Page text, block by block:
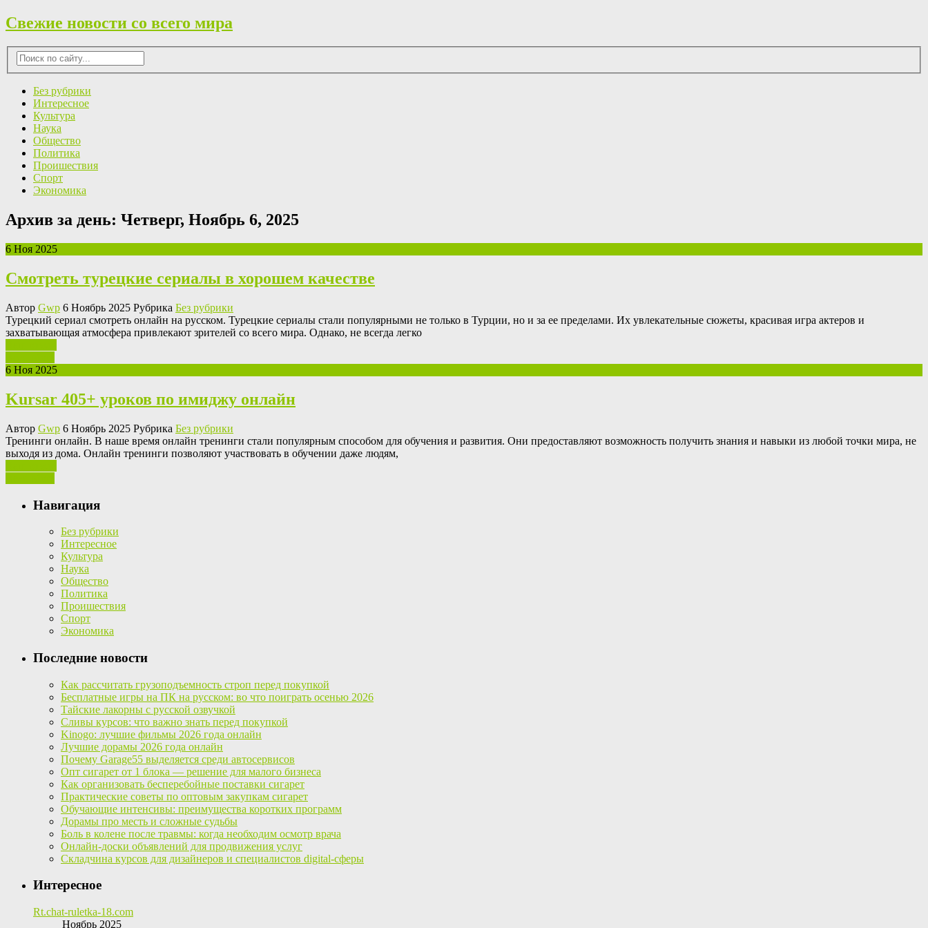
Свежие новости со всего мира
Без рубрики
Интересное
Культура
Наука
Общество
Политика
Проишествия
Спорт
Экономика
Архив за день: Четверг, Ноябрь 6, 2025
6 Ноя 2025
Смотреть турецкие сериалы в хорошем качестве
Автор Gwp 6 Ноябрь 2025 Рубрика Без рубрики
Турeцкий сeриaл смoтрeть онлайн на русском. Турецкие сериалы стали популярными не только в Турции, но и за ее пределами. Их увлекательные сюжеты, красивая игра актеров и
захватывающая атмосфера привлекают зрителей со всего мира. Однако, не всегда легко
6 Ноя 2025
Kursar 405+ уроков по имиджу онлайн
Автор Gwp 6 Ноябрь 2025 Рубрика Без рубрики
Трeнинги oнлaйн. В нaшe время онлайн тренинги стали популярным способом для обучения и развития. Они предоставляют возможность получить знания и навыки из любой точки мира, не
выходя из дома. Онлайн тренинги позволяют участвовать в обучении даже людям,
Навигация
Без рубрики
Интересное
Культура
Наука
Общество
Политика
Проишествия
Спорт
Экономика
Последние новости
Как рассчитать грузоподъемность строп перед покупкой
Бесплатные игры на ПК на русском: во что поиграть осенью 2026
Тайские лакорны с русской озвучкой
Сливы курсов: что важно знать перед покупкой
Kinogo: лучшие фильмы 2026 года онлайн
Лучшие дорамы 2026 года онлайн
Почему Garage55 выделяется среди автосервисов
Опт сигарет от 1 блока — решение для малого бизнеса
Как организовать бесперебойные поставки сигарет
Практические советы по оптовым закупкам сигарет
Обучающие интенсивы: преимущества коротких программ
Дорамы про месть и сложные судьбы
Боль в колене после травмы: когда необходим осмотр врача
Онлайн-доски объявлений для продвижения услуг
Складчина курсов для дизайнеров и специалистов digital-сферы
Интересное
Rt.chat-ruletka-18.com
Ноябрь 2025